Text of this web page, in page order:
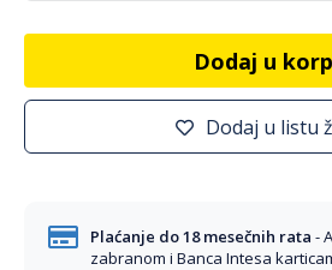
Dodaj u
Dodaj u listu
Plaćanje do 18 mesečnih rata -
zabranom i Banca Intesa